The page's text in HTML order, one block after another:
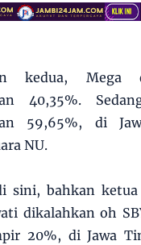
kedua, Mega
40,35%.
59,65%, di
NU.
sini, bahkan ketua
dikalahkan oh
20%, di Jawa